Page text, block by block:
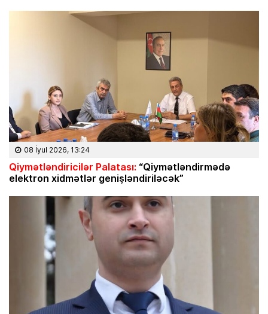
08 İyul 2026, 13:24
Qiymətləndiricilər Palatası: “Qiymətləndirmədə
elektron xidmətlər genişləndiriləcək”